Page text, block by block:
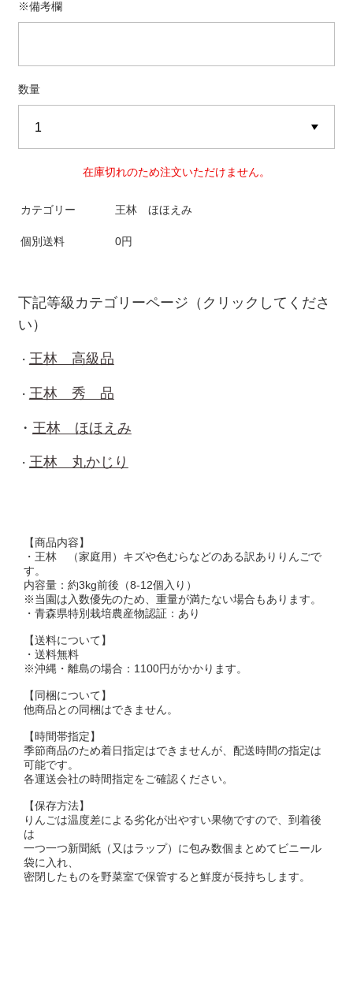
※備考欄
数量
在庫切れのため注文いただけません。
カテゴリー 王林 ほほえみ
個別送料 0円
下記等級カテゴリーページ（クリックしてくださ
い）
・ 王林 高級品
・ 王林 秀 品
・ 王林 ほほえみ
・ 王林 丸かじり
【商品内容】
・王林 （家庭用）キズや色むらなどのある訳ありりんごで
す。
内容量：約3kg前後（8-12個入り）
※当園は入数優先のため、重量が満たない場合もあります。
・青森県特別栽培農産物認証：あり
【送料について】
・送料無料
※沖縄・離島の場合：1100円がかかります。
【同梱について】
他商品との同梱はできません。
【時間帯指定】
季節商品のため着日指定はできませんが、配送時間の指定は
可能です。
各運送会社の時間指定をご確認ください。
【保存方法】
りんごは温度差による劣化が出やすい果物ですので、到着後
は
一つ一つ新聞紙（又はラップ）に包み数個まとめてビニール
袋に入れ、
密閉したものを野菜室で保管すると鮮度が長持ちします。